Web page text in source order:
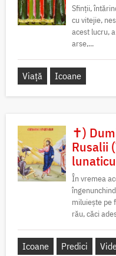
Sfinții,
cu vitejie,
acest lucru,
arse,...
Viață Icoane
✝)
Rusalii
În vremea
miluiește pe
rău, căci
Icoane Predici